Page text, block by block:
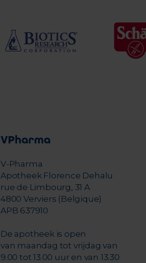
VPharma
V-Pharma
Apotheek Florence Dehalu
rue de Limbourg, 31 A
4800 Verviers (Belgique)
APB 637910
De apotheek is open
van maandag tot vrijdag van
9.00 tot 13.00 uur en van 13.30